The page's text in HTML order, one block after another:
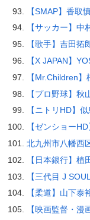
【SMAP】香取
【サッカー】中
【歌手】吉田拓
【X JAPAN】
【Mr.Children】
【プロ野球】秋
【ニトリHD】
【ゼンショー
北九州市八幡西
【日本銀行】植
【三代目 J
【柔道】山下泰
【映画監督・漫